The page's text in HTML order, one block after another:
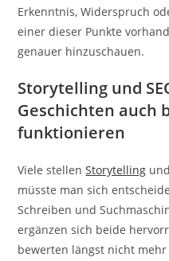
Erkenntnis, Widerspruch
einer dieser Punkte
genauer hinzuschauen.
Storytelling und
Geschichten auch
funktionieren
Viele stellenStorytelling
müsste man sich
Schreiben und
ergänzen sich beide
bewerten längst nicht